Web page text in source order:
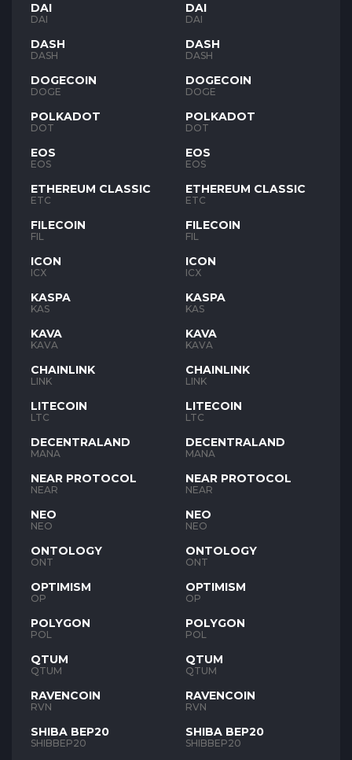
DAI
DAI
DASH
DASH
DOGECOIN
DOGE
POLKADOT
DOT
EOS
EOS
ETHEREUM CLASSIC
ETC
FILECOIN
FIL
ICON
ICX
KASPA
KAS
KAVA
KAVA
CHAINLINK
LINK
LITECOIN
LTC
DECENTRALAND
MANA
NEAR PROTOCOL
NEAR
NEO
NEO
ONTOLOGY
ONT
OPTIMISM
OP
POLYGON
POL
QTUM
QTUM
RAVENCOIN
RVN
SHIBA BEP20
SHIBBEP20
DAI
DAI
DASH
DASH
DOGECOIN
DOGE
POLKADOT
DOT
EOS
EOS
ETHEREUM CLASSIC
ETC
FILECOIN
FIL
ICON
ICX
KASPA
KAS
KAVA
KAVA
CHAINLINK
LINK
LITECOIN
LTC
DECENTRALAND
MANA
NEAR PROTOCOL
NEAR
NEO
NEO
ONTOLOGY
ONT
OPTIMISM
OP
POLYGON
POL
QTUM
QTUM
RAVENCOIN
RVN
SHIBA BEP20
SHIBBEP20